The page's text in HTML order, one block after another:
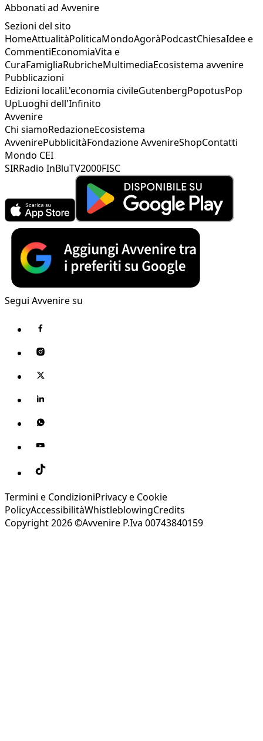
Abbonati ad Avvenire
Sezioni del sito
HomeAttualitàPoliticaMondoAgoràPodcastChiesaIdee e
CommentiEconomiaVita e
CuraFamigliaRubricheMultimediaEcosistema avvenire
Pubblicazioni
Edizioni localiL'economia civileGutenbergPopotusPop
UpLuoghi dell'Infinito
Avvenire
Chi siamoRedazioneEcosistema
AvvenirePubblicitàFondazione AvvenireShopContatti
Mondo CEI
SIRRadio InBluTV2000FISC
Segui Avvenire su
Termini e CondizioniPrivacy e Cookie
PolicyAccessibilitàWhistleblowingCredits
Copyright 2026 ©Avvenire P.Iva 00743840159